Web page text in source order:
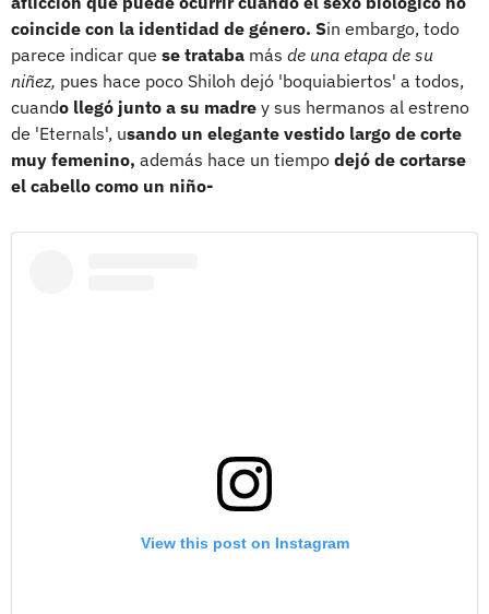
coincide con la identidad de género. Sin embargo, todo
parece indicar que se trataba más de una etapa de su
niñez, pues hace poco Shiloh dejó 'boquiabiertos' a todos,
cuando llegó junto a su madre y sus hermanos al estreno
de 'Eternals', usando un elegante vestido largo de corte
muy femenino, además hace un tiempo dejó de cortarse
el cabello como un niño-
View this post on Instagram